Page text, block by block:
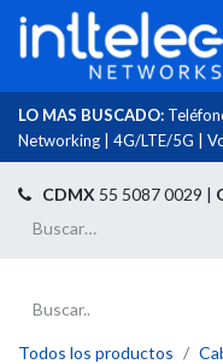
LO MAS BUSCADO:
Networking
4G/LTE/5G
CDMX 55 5087 0029 |
Todos los productos